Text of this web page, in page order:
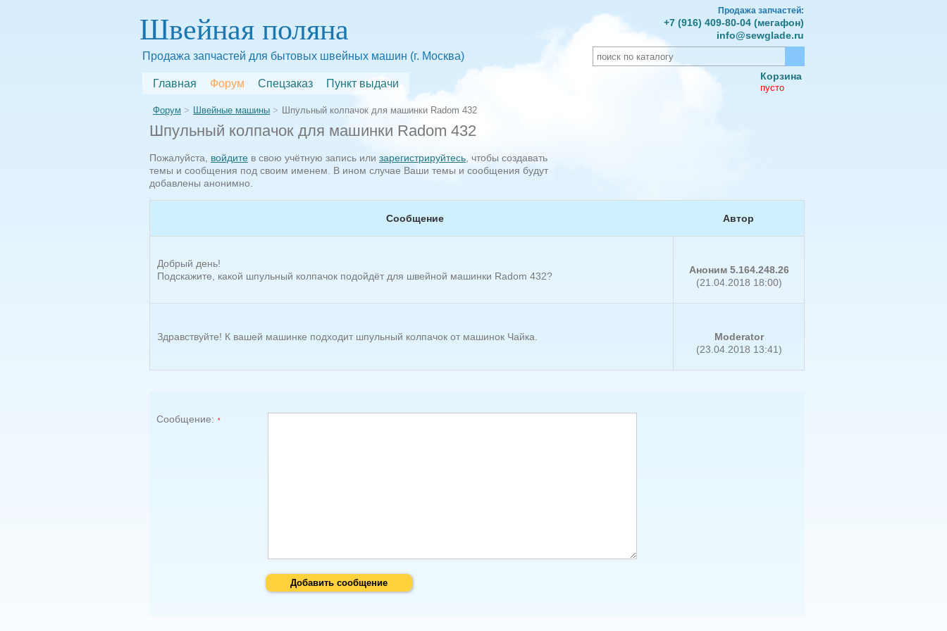
Швейная поляна
Продажа запчастей для бытовых швейных машин (г. Москва)
Продажа запчастей:
+7 (916) 409-80-04 (мегафон)
info@sewglade.ru
Корзина
пусто
Главная Форум Спецзаказ Пункт выдачи
Форум Швейные машины Шпульный колпачок для машинки Radom 432
Шпульный колпачок для машинки Radom 432
Пожалуйста, войдите в свою учётную запись или зарегистрируйтесь , чтобы создавать
темы и сообщения под своим именем. В ином случае Ваши темы и сообщения будут
добавлены анонимно.
Сообщение Автор
Добрый день!
Подскажите, какой шпульный колпачок подойдёт для швейной машинки Radom 432?
Аноним 5.164.248.26
(21.04.2018 18:00)
Здравствуйте! К вашей машинке подходит шпульный колпачок от машинок Чайка.
Moderator
(23.04.2018 13:41)
Сообщение:
Добавить сообщение